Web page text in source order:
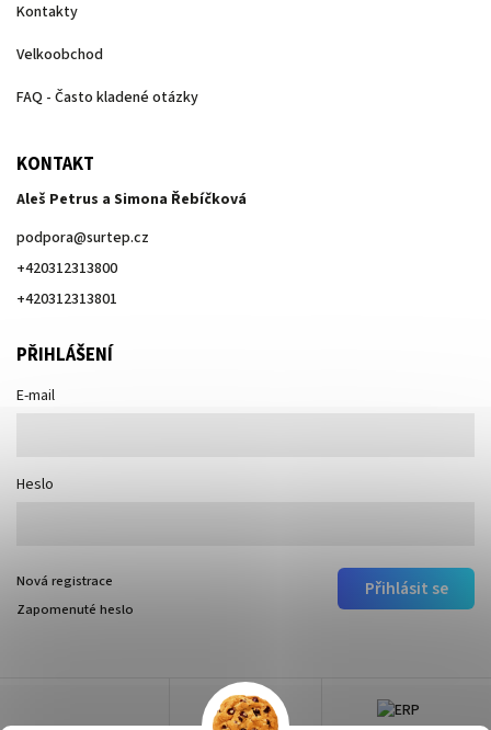
Kontakty
Velkoobchod
FAQ - Často kladené otázky
KONTAKT
Aleš Petrus a Simona Řebíčková
podpora@surtep.cz
+420312313800
+420312313801
PŘIHLÁŠENÍ
E-mail
Heslo
Přihlásit se
Nová registrace
Zapomenuté heslo